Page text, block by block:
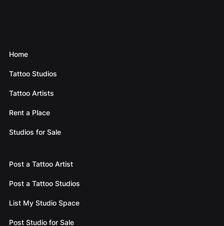
Home
Tattoo Studios
Tattoo Artists
Rent a Place
Studios for Sale
Post a Tattoo Artist
Post a Tattoo Studios
List My Studio Space
Post Studio for Sale